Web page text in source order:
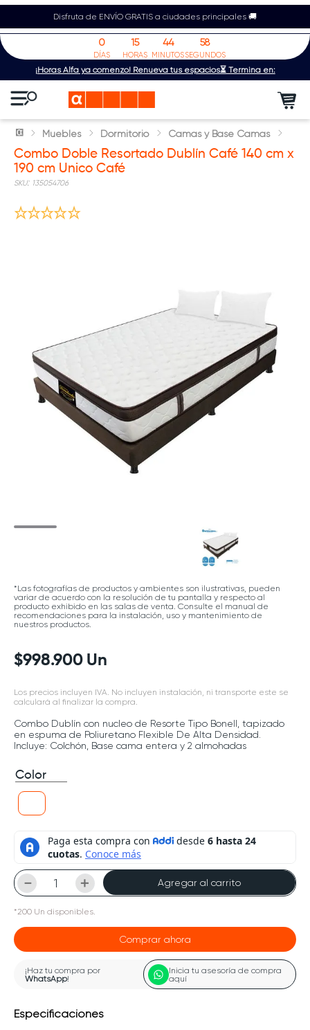
Disfruta de ENVÍO GRATIS a ciudades principales 🚚
¡Horas Alfa ya comenzó! Renueva tus espacios⏳ Termina en:
0
DÍAS
15
HORAS
44
MINUTOS
58
SEGUNDOS
Muebles Dormitorio Camas y Base Camas
Combo Doble Resortado Dublín Café 140 cm x
190 cm Unico Café
: 135054706
*Las fotografías de productos y ambientes son ilustrativas, pueden
variar de acuerdo con la resolución de tu pantalla y respecto al
producto exhibido en las salas de venta. Consulte el manual de
recomendaciones para la instalación, uso y mantenimiento de
nuestros productos.
$998.900 Un
Los precios incluyen IVA. No incluyen instalación, ni transporte este se
calculará al finalizar la compra.
Combo Dublín con nucleo de Resorte Tipo Bonell, tapizado
en espuma de Poliuretano Flexible De Alta Densidad.
Incluye: Colchón, Base cama entera y 2 almohadas
Color
＋
－ Agregar al carrito
*200 Un disponibles.
Comprar ahora
¡Haz tu compra por
WhatsApp!
Inicia tu asesoría de compra
aquí
Especificaciones